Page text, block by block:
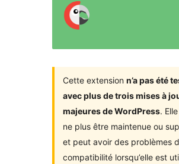
Cette extension n’a pas été
avec plus de trois mises à
majeures de WordPress.
ne plus être maintenue ou
et peut avoir des problèmes
compatibilité lorsqu’elle est